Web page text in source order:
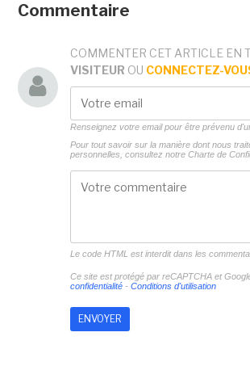
Commentaire
COMMENTER CET ARTICLE EN
VISITEUR OU CONNECTEZ-
Renseignez votre email pour être prévenu
Pour tout savoir sur la manière dont nous
personnelles, consultez notre Charte de
Le code HTML est interdit dans les
Ce site est protégé par reCAPTCHA et
confidentialité- Conditions d'utilisation